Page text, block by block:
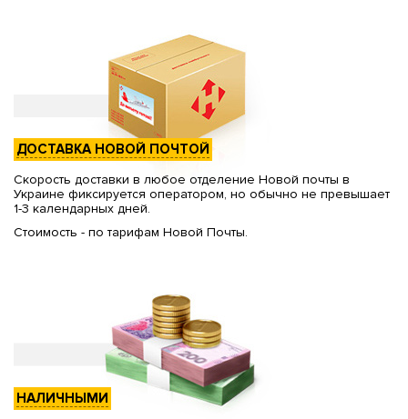
ДОСТАВКА НОВОЙ ПОЧТОЙ
Скорость доставки в любое отделение Новой почты в
Украине фиксируется оператором, но обычно не превышает
1-3 календарных дней.
Стоимость - по тарифам Новой Почты.
НАЛИЧНЫМИ